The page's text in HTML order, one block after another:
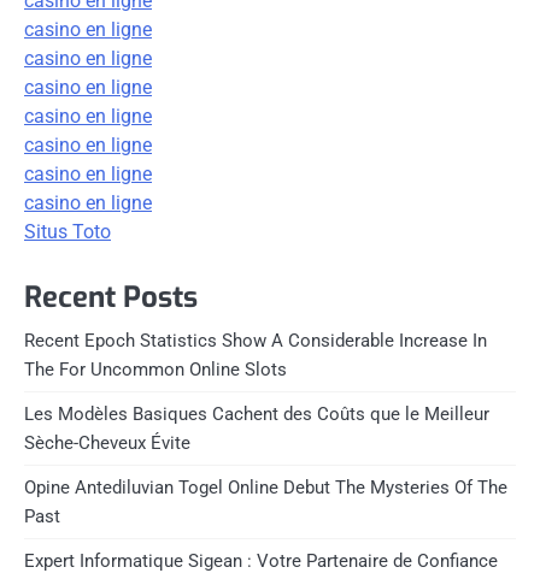
casino en ligne
casino en ligne
casino en ligne
casino en ligne
casino en ligne
casino en ligne
casino en ligne
Situs Toto
Recent Posts
Recent Epoch Statistics Show A Considerable Increase In
The For Uncommon Online Slots
Les Modèles Basiques Cachent des Coûts que le Meilleur
Sèche-Cheveux Évite
Opine Antediluvian Togel Online Debut The Mysteries Of The
Past
Expert Informatique Sigean : Votre Partenaire de Confiance